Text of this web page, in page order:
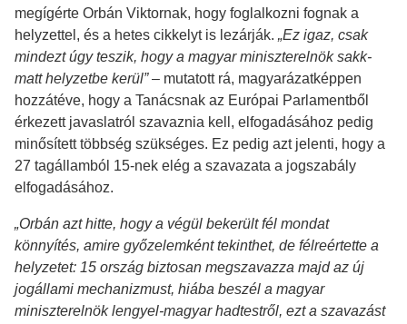
megígérte Orbán Viktornak, hogy foglalkozni fognak a
helyzettel, és a hetes cikkelyt is lezárják. „Ez igaz, csak
mindezt úgy teszik, hogy a magyar miniszterelnök sakk-
matt helyzetbe kerül”– mutatott rá, magyarázatképpen
hozzátéve, hogy a Tanácsnak az Európai Parlamentből
érkezett javaslatról szavaznia kell, elfogadásához pedig
minősített többség szükséges. Ez pedig azt jelenti, hogy a
27 tagállamból 15-nek elég a szavazata a jogszabály
elfogadásához.
„Orbán azt hitte, hogy a végül bekerült fél mondat
könnyítés, amire győzelemként tekinthet, de félreértette a
helyzetet: 15 ország biztosan megszavazza majd az új
jogállami mechanizmust, hiába beszél a magyar
miniszterelnök lengyel-magyar hadtestről, ezt a szavazást